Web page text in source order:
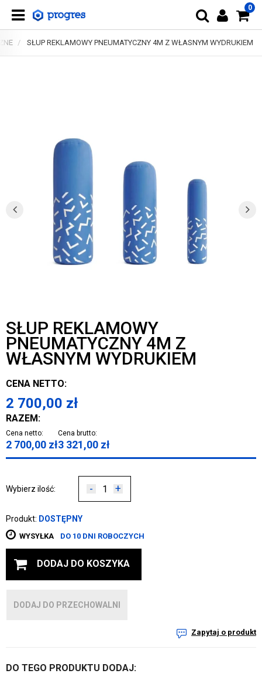
0
SŁUP REKLAMOWY PNEUMATYCZNY 4M Z WŁASNYM WYDRUKIEM
SŁUP REKLAMOWY
PNEUMATYCZNY 4M Z
WŁASNYM WYDRUKIEM
CENA NETTO:
2 700,00 zł
RAZEM:
Cena netto:
2 700,00 zł
Cena brutto:
3 321,00 zł
Wybierz ilość: - +
Produkt: DOSTĘPNY
WYSYŁKA DO 10 DNI ROBOCZYCH
DODAJ DO KOSZYKA
DODAJ DO PRZECHOWALNI
Zapytaj o produkt
DO TEGO PRODUKTU DODAJ: